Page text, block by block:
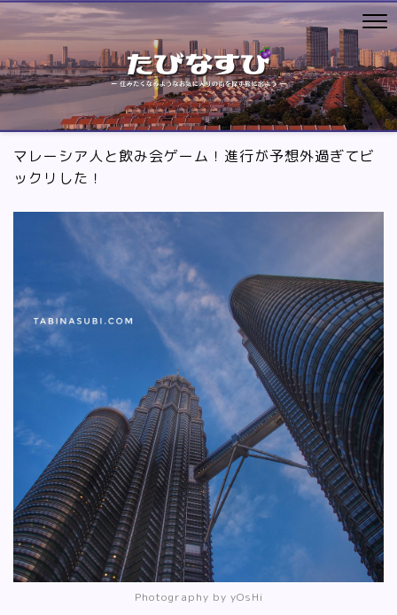
マレーシア人と飲み会ゲーム！進行が予想外過ぎてビ
ックリした！
Photography by yOsHi